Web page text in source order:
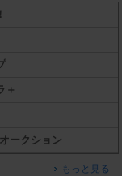
＋
オークション
もっと見る